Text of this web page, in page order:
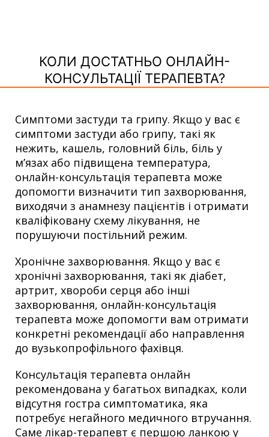
КОЛИ ДОСТАТНЬО ОНЛАЙН-
КОНСУЛЬТАЦІЇ ТЕРАПЕВТА?
Симптоми застуди та грипу. Якщо у вас є
симптоми застуди або грипу, такі як
нежить, кашель, головний біль, біль у
м’язах або підвищена температура,
онлайн-консультація терапевта може
допомогти визначити тип захворювання,
виходячи з анамнезу пацієнтів і отримати
кваліфіковану схему лікування, не
порушуючи постільний режим.
Хронічне захворювання. Якщо у вас є
хронічні захворювання, такі як діабет,
артрит, хвороби серця або інші
захворювання, онлайн-консультація
терапевта може допомогти вам отримати
конкретні рекомендації або направлення
до вузькопрофільного фахівця.
Консультація терапевта онлайн
рекомендована у багатьох випадках, коли
відсутня гостра симптоматика, яка
потребує негайного медичного втручання.
Саме лікар-терапевт є першою ланкою у